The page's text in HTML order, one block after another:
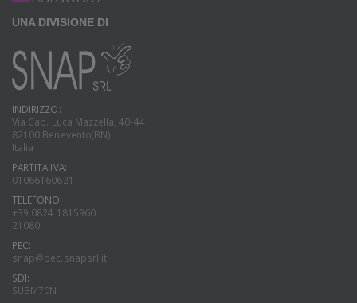
UNA DIVISIONE DI
INDIRIZZO:
Via Cap. Luca Mazzella, 40-44
82100 Benevento(BN)
Italia
PARTITA IVA:
01066160621
TELEFONO:
+39 0824 1815960
21080
PEC:
snap@pec.snapsrl.it
SDI:
SUBM70N